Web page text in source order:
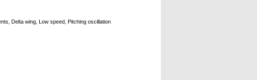
Delta wing, Low speed, Pitching oscillation